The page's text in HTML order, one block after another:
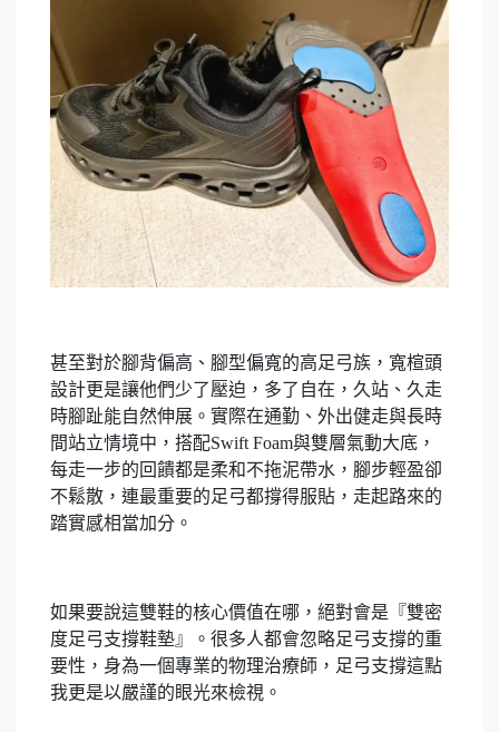
甚至對於腳背偏高、腳型偏寬的高足弓族，寬楦頭
設計更是讓他們少了壓迫，多了自在，久站、久走
時腳趾能自然伸展。實際在通勤、外出健走與長時
間站立情境中，搭配Swift Foam與雙層氣動大底，
每走一步的回饋都是柔和不拖泥帶水，腳步輕盈卻
不鬆散，連最重要的足弓都撐得服貼，走起路來的
踏實感相當加分。
如果要說這雙鞋的核心價值在哪，絕對會是『雙密
度足弓支撐鞋墊』。很多人都會忽略足弓支撐的重
要性，身為一個專業的物理治療師，足弓支撐這點
我更是以嚴謹的眼光來檢視。